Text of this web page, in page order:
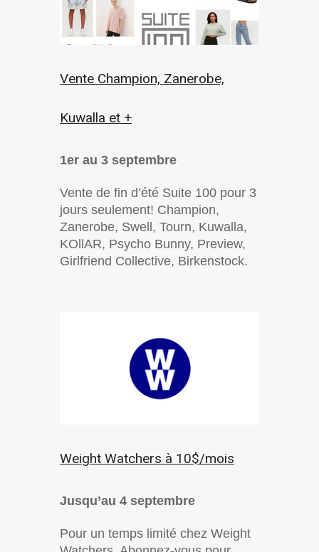
Vente Champion, Zanerobe,
Kuwalla et +
1er au 3 septembre
Vente de fin d’été Suite 100 pour 3
jours seulement! Champion,
Zanerobe, Swell, Tourn, Kuwalla,
KOllAR, Psycho Bunny, Preview,
Girlfriend Collective, Birkenstock.
Weight Watchers à 10$/mois
Jusqu’au 4 septembre
Pour un temps limité chez Weight